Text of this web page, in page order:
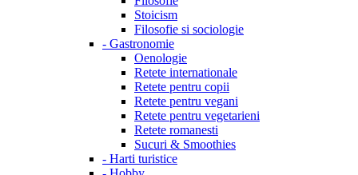
Stoicism
Filosofie si sociologie
- Gastronomie
Oenologie
Retete internationale
Retete pentru copii
Retete pentru vegani
Retete pentru vegetarieni
Retete romanesti
Sucuri & Smoothies
- Harti turistice